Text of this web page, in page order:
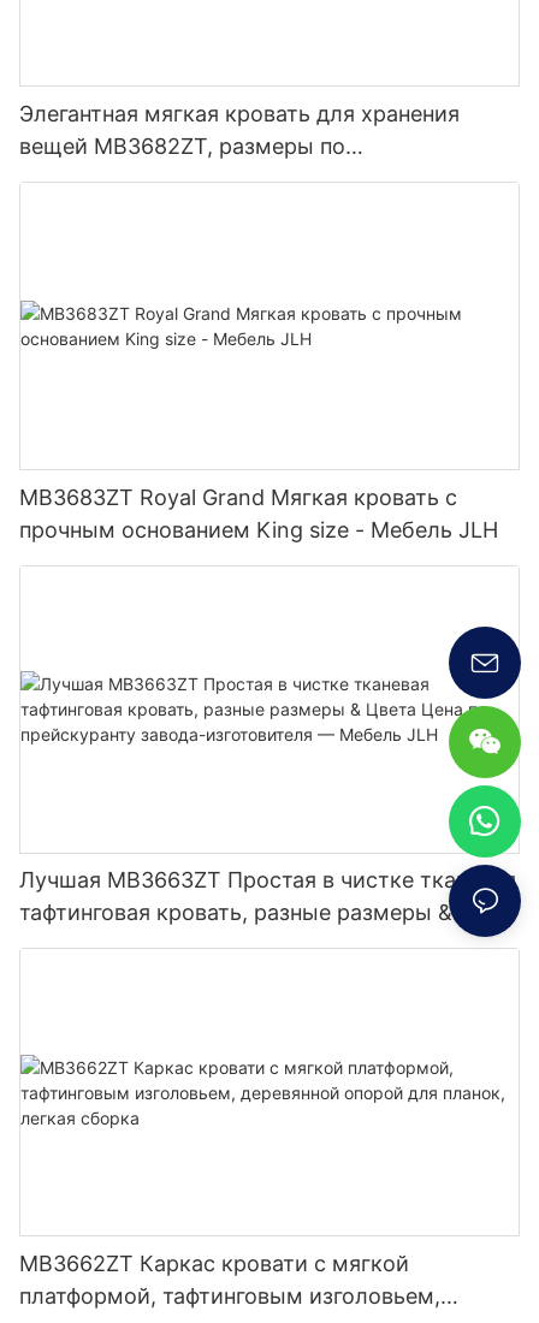
Элегантная мягкая кровать для хранения
вещей MB3682ZT, размеры по
индивидуальному заказу & Цвета Цена по
MB3683ZT Royal Grand Мягкая кровать с
прочным основанием King size - Мебель JLH
Лучшая MB3663ZT Простая в чистке тканевая
тафтинговая кровать, разные размеры &
Цвета Цена по прейскуранту завода-
MB3662ZT Каркас кровати с мягкой
платформой, тафтинговым изголовьем,